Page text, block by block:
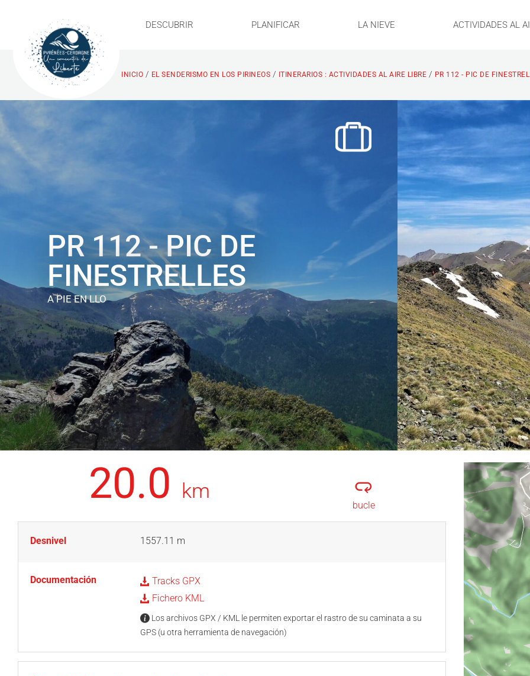
DESCUBRIR PLANIFICAR LA NIEVE ACTIVIDADES AL
INICIO / EL SENDERISMO EN LOS PIRINEOS / ITINERARIOS : ACTIVIDADES AL AIRE LIBRE / PR 112 - PIC DE
PR 112 - PIC DE
FINESTRELLES
A PIEEN LLO
20.0 km
bucle
Desnivel 1557.11 m
Documentación
Tracks GPX
Fichero KML
Los archivos GPX / KML le permiten exportar el rastro de su caminata a su
GPS (u otra herramienta de navegación)